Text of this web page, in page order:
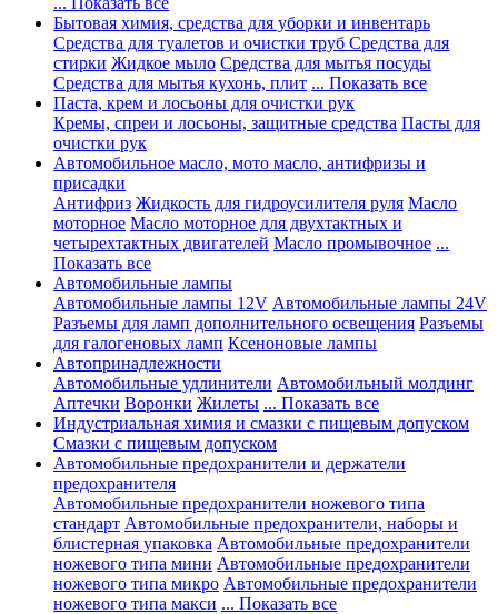
Бытовая химия, средства для уборки и инвентарь
Средства для туалетов и очистки труб Средства для
стирки Жидкое мыло Средства для мытья посуды
Средства для мытья кухонь, плит ... Показать все
Паста, крем и лосьоны для очистки рук
Кремы, спреи и лосьоны, защитные средства Пасты для
очистки рук
Автомобильное масло, мото масло, антифризы и
присадки
Антифриз Жидкость для гидроусилителя руля Масло
моторное Масло моторное для двухтактных и
четырехтактных двигателей Масло промывочное ...
Показать все
Автомобильные лампы
Автомобильные лампы 12V Автомобильные лампы 24V
Разъемы для ламп дополнительного освещения Разъемы
для галогеновых ламп Ксеноновые лампы
Автопринадлежности
Автомобильные удлинители Автомобильный молдинг
Аптечки Воронки Жилеты ... Показать все
Индустриальная химия и смазки с пищевым допуском
Смазки с пищевым допуском
Автомобильные предохранители и держатели
предохранителя
Автомобильные предохранители ножевого типа
стандарт Автомобильные предохранители, наборы и
блистерная упаковка Автомобильные предохранители
ножевого типа мини Автомобильные предохранители
ножевого типа микро Автомобильные предохранители
ножевого типа макси ... Показать все